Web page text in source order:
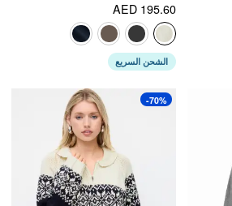
AED 195.60
الشحن السريع
-70%